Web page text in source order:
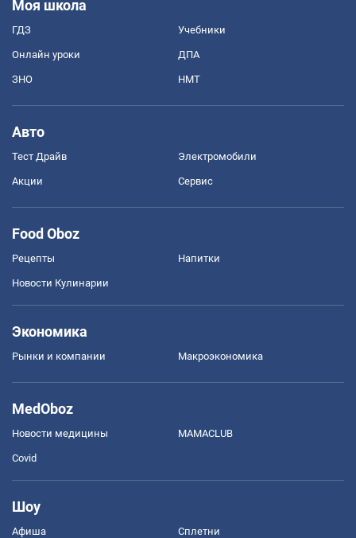
Моя школа
ГДЗ Учебники
Онлайн уроки ДПА
ЗНО НМТ
Авто
Тест Драйв Электромобили
Акции Сервис
Food Oboz
Рецепты Напитки
Новости Кулинарии
Экономика
Рынки и компании Mакроэкономика
MedOboz
Новости медицины MAMACLUB
Covid
Шоу
Афиша Сплетни